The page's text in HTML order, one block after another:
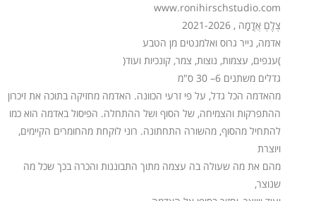
www.ronihirschstudio.com
צֶלֶֶםֶ אֲדֲָמָָָה , 2021-2026
אדמה, נייר גרוס ואלמנטים מן הטבע
)ענפים, עצמות, נוצות, צמר, קונכיות ועוד(
גדלים משתנים 6– 30 ס"מ
מהאדמה הכל גדל, על פי זרעי הכוונה. האדמה מחזיקה בתוכה את זיכרון
ההתפרקות והצמיחה, של הסוף ושל ההתחלה. הפיסול באדמה הוא כמו
להתחיל מהסוף, מהשורה התחתונה. רוני לוקחת מהחומרים הקיימים,
ויוצרת
מהם את מה שעולה בה עצמה מתוך התבוננות והכרה בכך שכל מה
שנוצר,